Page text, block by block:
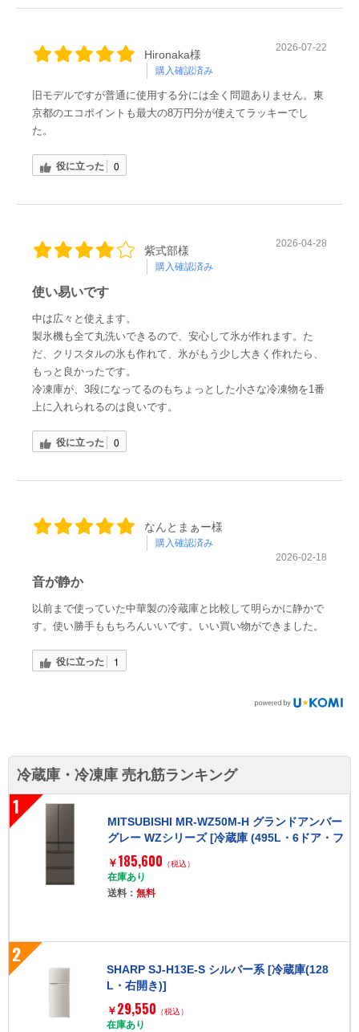
Hironaka様
購入確認済み
2026-07-22
旧モデルですが普通に使用する分には全く問題ありません。東
京都のエコポイントも最大の8万円分が使えてラッキーでし
た。
役に立った 0
紫式部様
購入確認済み
2026-04-28
使い易いです
中は広々と使えます。
製氷機も全て丸洗いできるので、安心して氷が作れます。た
だ、クリスタルの氷も作れて、氷がもう少し大きく作れたら、
もっと良かったです。
冷凍庫が、3段になってるのもちょっとした小さな冷凍物を1番
上に入れられるのは良いです。
役に立った 0
なんとまぁー様
購入確認済み
2026-02-18
音が静か
以前まで使っていた中華製の冷蔵庫と比較して明らかに静かで
す。使い勝手ももちろんいいです。いい買い物ができました。
役に立った 1
冷蔵庫・冷凍庫 売れ筋ランキング
1
MITSUBISHI MR-WZ50M-H グランドアンバー
グレー WZシリーズ [冷蔵庫 (495L・6ドア・フ
レンチドア/観音開き)]
￥ 185,600 （税込）
在庫あり
送料：無料
2
SHARP SJ-H13E-S シルバー系 [冷蔵庫(128
L・右開き)]
￥ 29,550 （税込）
在庫あり